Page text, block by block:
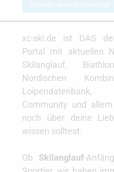
Schreibe einen Kommentar
xc-ski.de ist DAS
Portal mit aktuellen
Skilanglauf,
Nordischen
Community und
noch über deine
wissen solltest.
Ob Skilanglauf-